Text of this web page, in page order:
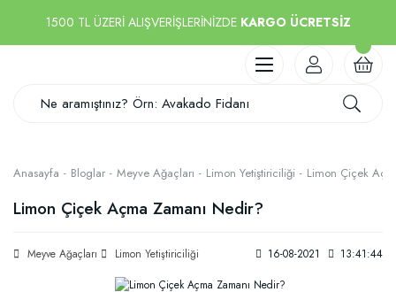
1500 TL ÜZERİ ALIŞVERİŞLERİNİZDE KARGO ÜCRETSİZ
Anasayfa Bloglar Meyve Ağaçları Limon Yetiştiriciliği Limon Çiçek
Limon Çiçek Açma Zamanı Nedir?
Meyve Ağaçları Limon Yetiştiriciliği 16-08-2021 13:41:44